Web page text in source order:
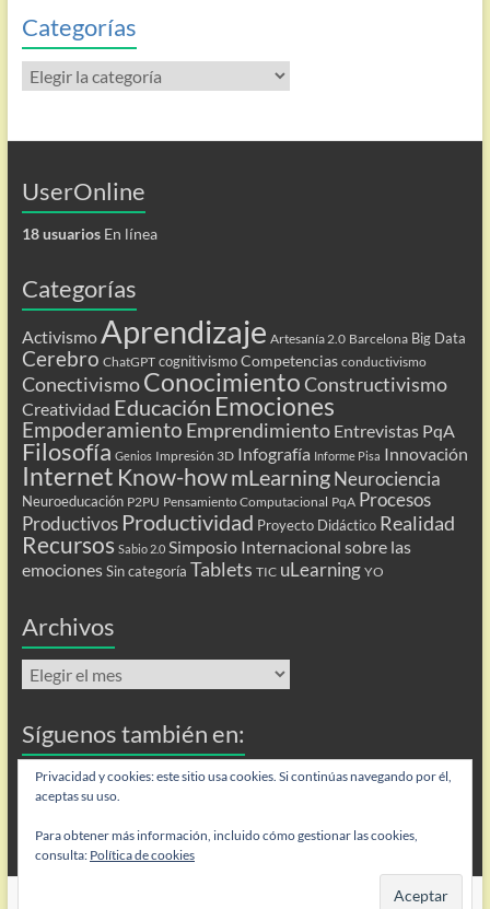
Categorías
Categorías
UserOnline
18 usuariosEn línea
Categorías
Activismo Aprendizaje Artesanía 2.0 Barcelona Big Data
Cerebro ChatGPT cognitivismo Competencias conductivismo
ConectivismoConocimientoConstructivismo
Creatividad Educación Emociones
Empoderamiento Emprendimiento Entrevistas PqA
Filosofía Genios Impresión 3D Infografía Informe Pisa Innovación
Internet Know-howmLearning Neurociencia
Neuroeducación P2PU Pensamiento Computacional PqA Procesos
Productivos Productividad Proyecto Didáctico Realidad
Recursos Sabio 2.0 Simposio Internacional sobre las
emociones Sin categoría Tablets TIC uLearning YO
Archivos
Archivos
Síguenos también en:
Flip
. Todos los derechos reservados.
Privacidad y cookies: este sitio usa cookies. Si continúas navegando por él,
aceptas su uso.
Para obtener más información, incluido cómo gestionar las cookies,
consulta: Política de cookies